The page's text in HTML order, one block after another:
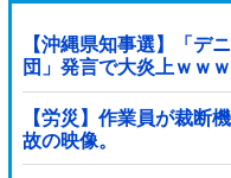
【沖縄県知事選】「デ
団」発言で大炎上ｗｗｗ
【労災】作業員が裁断
故の映像。